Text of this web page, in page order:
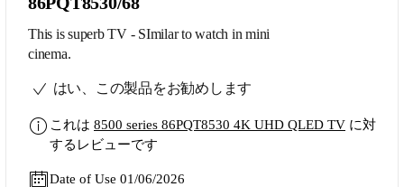
This is superb TV - SImilar to watch in mini
cinema.
はい、この製品をお勧めします
これは 8500 series 86PQT8530 4K UHD QLED TV に対
するレビューです
Date of Use 01/06/2026